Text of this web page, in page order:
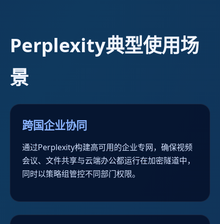
Perplexity典型使用场
景
跨国企业协同
通过Perplexity构建高可用的企业专网，确保视频
会议、文件共享与云端办公都运行在加密隧道中，
同时以策略组管控不同部门权限。